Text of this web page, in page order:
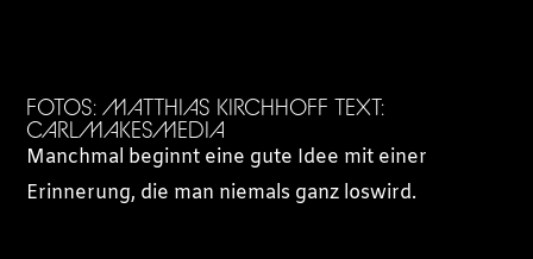
FOTOS: MATTHIAS KIRCHHOFF TEXT:
CARLMAKESMEDIA
Manchmal beginnt eine gute Idee mit einer
Erinnerung, die man niemals ganz loswird.